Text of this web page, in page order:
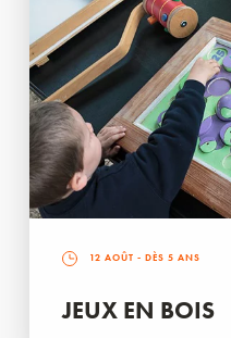
12 AOÛT - DÈS 5 ANS
JEUX EN BOIS